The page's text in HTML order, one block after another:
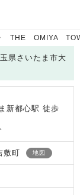
THE OMIYA
さいたま市大
新都心駅 徒歩
敷町 地図